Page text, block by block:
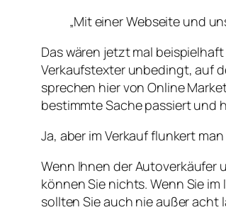
„Mit einer Webseite und
Das wären jetzt mal
Verkaufstexter unbedingt, auf
sprechen hier von Online
bestimmte Sache passiert und
Ja, aber im Verkauf flunkert
Wenn Ihnen der Autoverkäufer
können Sie nichts. Wenn Sie
sollten Sie auch nie außer acht